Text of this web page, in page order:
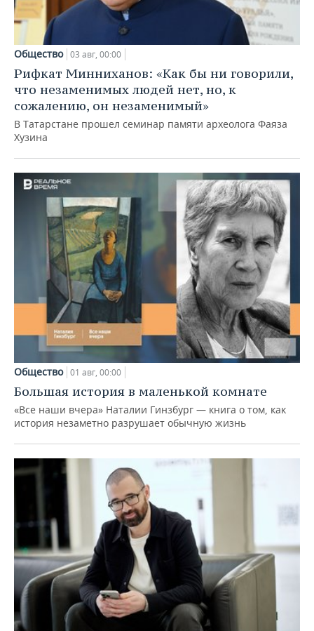
Общество 03 авг, 00:00
Рифкат Минниханов: «Как бы ни говорили,
что незаменимых людей нет, но, к
сожалению, он незаменимый»
В Татарстане прошел семинар памяти археолога Фаяза
Хузина
Общество 01 авг, 00:00
Большая история в маленькой комнате
«Все наши вчера» Наталии Гинзбург — книга о том, как
история незаметно разрушает обычную жизнь